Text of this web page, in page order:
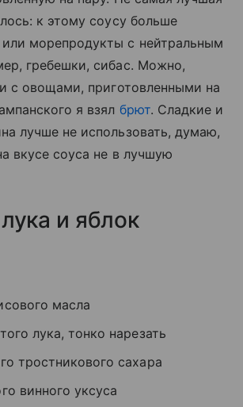
к этому соусу больше
морепродукты с нейтральным
гребешки, сибас. Можно,
с овощами, приготовленными на
я взял брют. Сладкие и
лучше не использовать, думаю,
вкусе соуса не в лучшую
и яблок
масла
лука, тонко нарезать
тростникового сахара
винного уксуса